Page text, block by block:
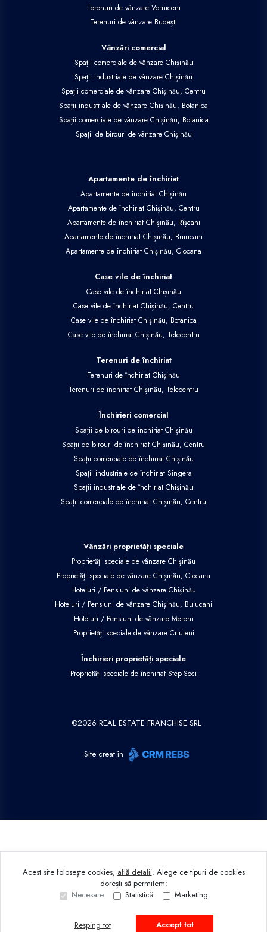
Terenuri de vânzare Vorniceni
Terenuri de vânzare Budești
Vânzări comercial
Spații comerciale de vânzare Chișinău
Spații industriale de vânzare Chișinău
Spații comerciale de vânzare Chișinău, Centru
Spații industriale de vânzare Chișinău, Botanica
Spații comerciale de vânzare Chișinău, Botanica
Spații de birouri de vânzare Chișinău
Apartamente de închiriat
Apartamente de închiriat Chișinău
Apartamente de închiriat Chișinău, Centru
Apartamente de închiriat Chișinău, Rîșcani
Apartamente de închiriat Chișinău, Buiucani
Apartamente de închiriat Chișinău, Ciocana
Case vile de închiriat
Case vile de închiriat Chișinău
Case vile de închiriat Chișinău, Centru
Case vile de închiriat Chișinău, Botanica
Case vile de închiriat Chișinău, Telecentru
Terenuri de închiriat
Terenuri de închiriat Chișinău
Terenuri de închiriat Chișinău, Telecentru
Închirieri comercial
Spații de birouri de închiriat Chișinău
Spații de birouri de închiriat Chișinău, Centru
Spații comerciale de închiriat Chișinău
Spații industriale de închiriat Sîngera
Spații industriale de închiriat Chișinău
Spații comerciale de închiriat Chișinău, Centru
Vânzări proprietăți speciale
Proprietăți speciale de vânzare Chișinău
Proprietăți speciale de vânzare Chișinău, Ciocana
Hoteluri / Pensiuni de vânzare Chișinău
Hoteluri / Pensiuni de vânzare Chișinău, Buiucani
Hoteluri / Pensiuni de vânzare Mereni
Proprietăți speciale de vânzare Criuleni
Închirieri proprietăți speciale
Proprietăți speciale de închiriat Step-Soci
©2026 REAL ESTATE FRANCHISE SRL
Site creat în
Acest site folosește cookies, află detalii. Alege ce tipuri de cookies
dorești să permitem:
Necesare
Statistică Marketing
Resping tot Accept tot